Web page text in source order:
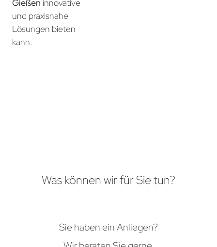
Gießen innovative
und praxisnahe
Lösungen bieten
kann.
Was können wir für Sie tun?
Sie haben ein Anliegen?